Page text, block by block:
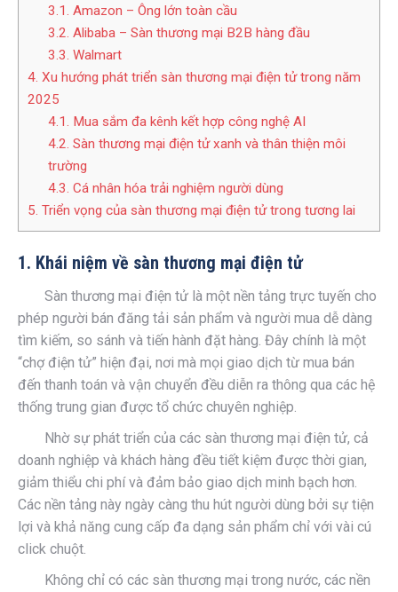
3.1. Amazon – Ông lớn toàn cầu
3.2. Alibaba – Sàn thương mại B2B hàng đầu
3.3. Walmart
4. Xu hướng phát triển sàn thương mại điện tử trong năm
2025
4.1. Mua sắm đa kênh kết hợp công nghệ AI
4.2. Sàn thương mại điện tử xanh và thân thiện môi
trường
4.3. Cá nhân hóa trải nghiệm người dùng
5. Triển vọng của sàn thương mại điện tử trong tương lai
1. Khái niệm về sàn thương mại điện tử
Sàn thương mại điện tử là một nền tảng trực tuyến cho
phép người bán đăng tải sản phẩm và người mua dễ dàng
tìm kiếm, so sánh và tiến hành đặt hàng. Đây chính là một
“chợ điện tử” hiện đại, nơi mà mọi giao dịch từ mua bán
đến thanh toán và vận chuyển đều diễn ra thông qua các hệ
thống trung gian được tổ chức chuyên nghiệp.
Nhờ sự phát triển của các sàn thương mại điện tử, cả
doanh nghiệp và khách hàng đều tiết kiệm được thời gian,
giảm thiểu chi phí và đảm bảo giao dịch minh bạch hơn.
Các nền tảng này ngày càng thu hút người dùng bởi sự tiện
lợi và khả năng cung cấp đa dạng sản phẩm chỉ với vài cú
click chuột.
Không chỉ có các sàn thương mại trong nước, các nền